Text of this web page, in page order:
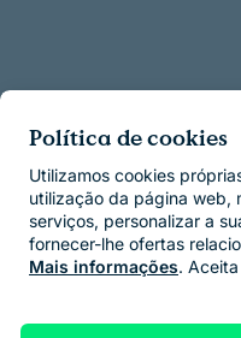
Política de cookies
Utilizamos cookies
utilização da página web,
serviços, personalizar a
fornecer-lhe ofertas
Mais informações.